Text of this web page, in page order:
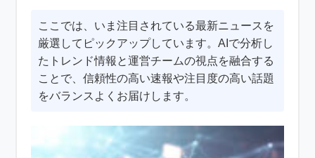
ここでは、いま注目されている最新ニュースを
厳選してピックアップしています。AIで分析し
たトレンド情報と運営チームの視点を融合する
ことで、信頼性の高い速報や注目度の高い話題
をバランスよくお届けします。